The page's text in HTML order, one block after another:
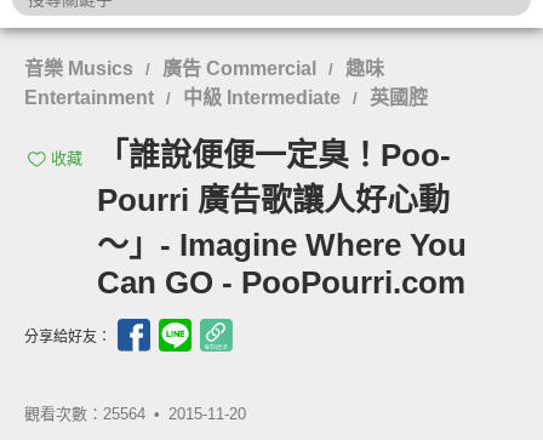
音樂 Musics / 廣告 Commercial /
趣味
Entertainment
/ 中級 Intermediate / 英國腔
收藏
「誰說便便一定臭！Poo-
Pourri 廣告歌讓人好心動
～」- Imagine Where You
Can GO - PooPourri.com
分享給好友：
觀看次數：25564 • 2015-11-20